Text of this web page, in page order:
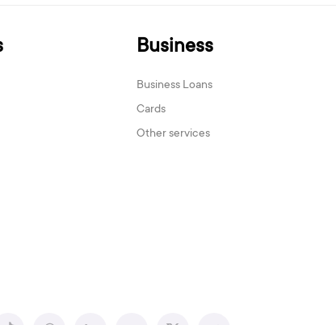
Business
Business Loans
Cards
Other services